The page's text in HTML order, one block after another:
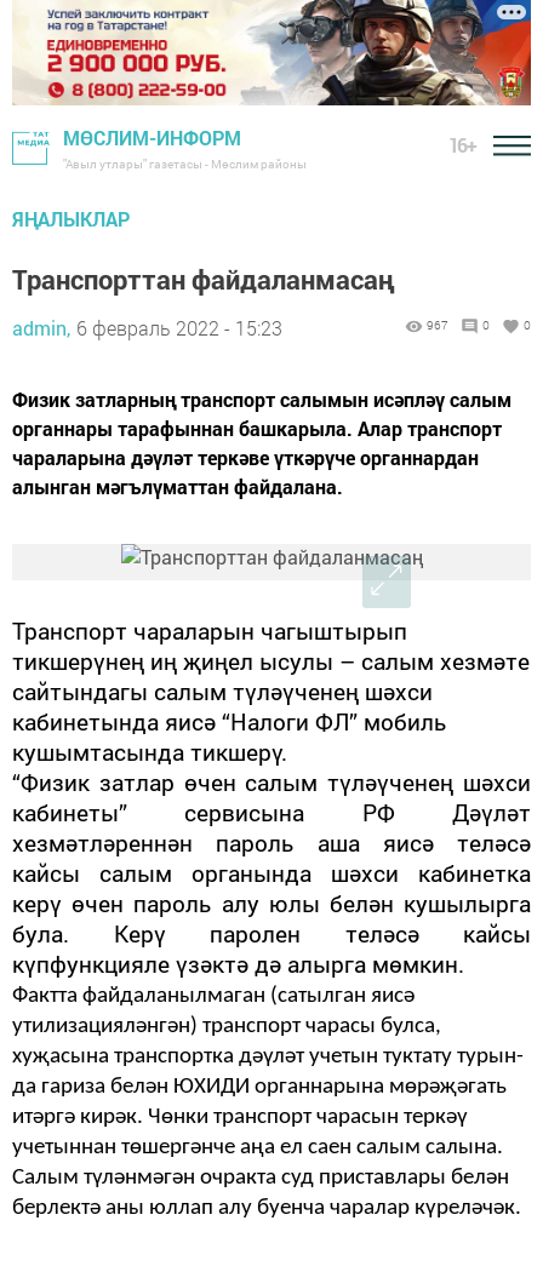
МӨСЛИМ-ИНФОРМ
"Авыл утлары" газетасы - Мөслим районы
16+
ЯҢАЛЫКЛАР
Транспорттан файдаланмасаң
admin, 6 февраль 2022 - 15:23 967 0 0
Физик затларның транспорт са­лымын исәпләү салым
органна­ры тарафыннан башкарыла. Алар транспорт
чараларына дәүләт теркәве үткәрүче органнардан
алынган мәгълүматтан файдалана.
Транспорт чараларын чагышты­рып
тикшерүнең иң җиңел ысулы – салым хезмәте
сайтындагы салым түләүченең шәхси
кабинетында яисә “Налоги ФЛ” мобиль
кушымтасында тикшерү.
“Физик затлар өчен салым түләүченең шәхси
кабинеты” сервисы­на РФ Дәүләт
хезмәтләреннән пароль аша яисә теләсә
кайсы салым органын­да шәхси кабинетка
керү өчен пароль алу юлы белән кушылырга
була. Керү паролен теләсә кайсы
күпфункцияле үзәктә дә алырга мөмкин.
Фактта файдаланылмаган (сатыл­ган яисә
утилизацияләнгән) транс­порт чарасы булса,
хуҗасына транс­портка дәүләт учетын туктату турын­
да гариза белән ЮХИДИ органнары­на мөрәҗәгать
итәргә кирәк. Чөнки транспорт чарасын теркәү
учетыннан төшергәнче аңа ел саен салым салына.
Салым түләнмәгән очракта суд при­ставлары белән
берлектә аны юллап алу буенча чаралар күреләчәк.